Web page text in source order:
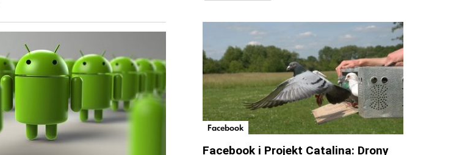
Facebook
Facebook i Projekt Catalina: Drony